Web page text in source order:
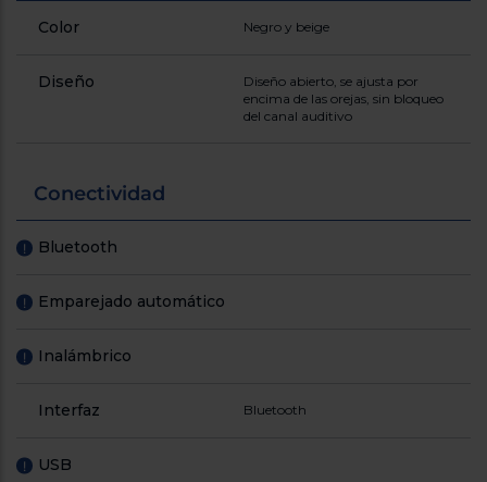
Color Negro y beige
Diseño
Diseño abierto, se ajusta por
encima de las orejas, sin bloqueo
del canal auditivo
Conectividad
! Bluetooth
! Emparejado automático
! Inalámbrico
Interfaz Bluetooth
! USB